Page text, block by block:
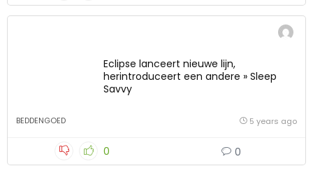
Eclipse lanceert nieuwe lijn,
herintroduceert een andere » Sleep
Savvy
BEDDENGOED 5 years ago
0 0